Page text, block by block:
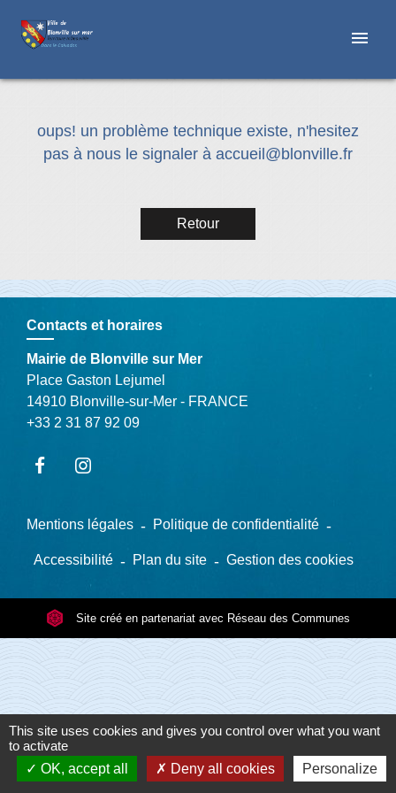
menu
oups! un problème technique existe, n'hesitez
pas à nous le signaler à accueil@blonville.fr
Retour
Contacts et horaires
Mairie de Blonville sur Mer
Place Gaston Lejumel
14910 Blonville-sur-Mer - FRANCE
+33 2 31 87 92 09
Mentions légales - Politique de confidentialité -
Accessibilité - Plan du site - Gestion des cookies
Site créé en partenariat avec Réseau des Communes
This site uses cookies and gives you control over what you want
to activate
OK, accept all
Deny all cookies Personalize